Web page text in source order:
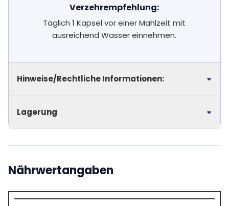
Verzehrempfehlung:
Täglich 1 Kapsel vor einer Mahlzeit mit
ausreichend Wasser einnehmen.
Hinweise/Rechtliche Informationen:
Lagerung
Nährwertangaben